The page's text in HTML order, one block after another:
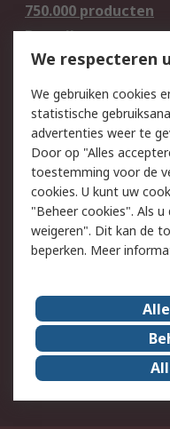
750.000 producten
Bestellen
Retouren
Track & Trace
Wettelijk
Cookiebeleid
Privacybeleid -
Bijgewerkt
Algemene
Over RS
RS Group
RS wereldwijd
ESG
We respecteren
We gebruiken cookies
statistische
advertenties weer te
Door op "Alles
toestemming voor de
cookies. U kunt uw
"Beheer cookies". Als
weigeren". Dit kan de
beperken. Meer